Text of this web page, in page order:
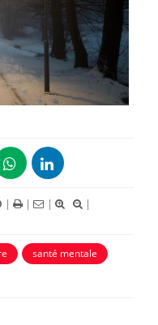
| | |
|
santé mentale